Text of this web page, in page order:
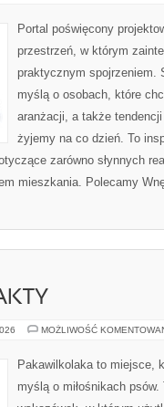
Portal poświęcony
przestrzeń, w którym
praktycznym spojrzeniem.
myślą o osobach, które
aranżacji, a także
żyjemy na co dzień. To
zarówno słynnych
mieszkania. Polecamy
MOŻLIWOŚĆ
Pakawilkolaka to miejsce,
myślą o miłośnikach